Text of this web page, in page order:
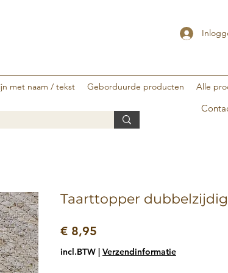
met naam / tekst Geborduurde producten Alle
Taarttopper dubbelzijdig
€ 8,95
incl.BTW | Verzendinformatie